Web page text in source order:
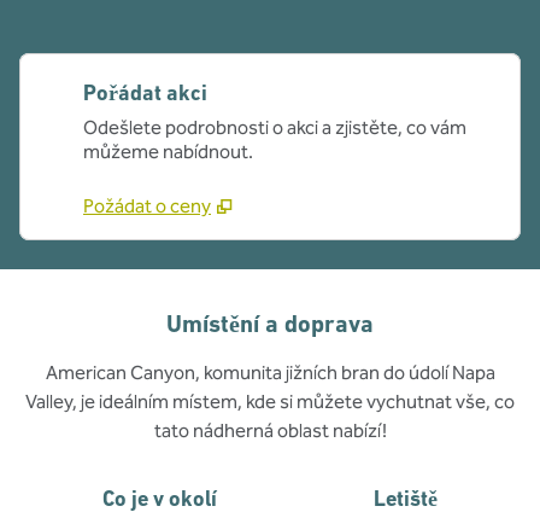
Pořádat akci
Odešlete podrobnosti o akci a zjistěte, co vám
můžeme nabídnout.
Požádat o ceny
Umístění a doprava
American Canyon, komunita jižních bran do údolí Napa
Valley, je ideálním místem, kde si můžete vychutnat vše, co
tato nádherná oblast nabízí!
Co je v okolí Letiště